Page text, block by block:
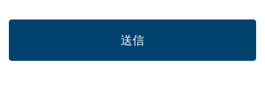
法人名：仟岱有限公司